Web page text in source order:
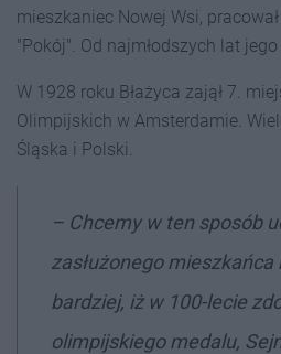
mieszkaniec Nowej Wsi,
"Pokój". Od najmłodszych lat
W 1928 roku Błażyca zajął 7.
Olimpijskich w Amsterdamie.
Śląska i Polski.
– Chcemy w ten sposób
zasłużonego
bardziej, iż w 100-lecie
olimpijskiego medalu,